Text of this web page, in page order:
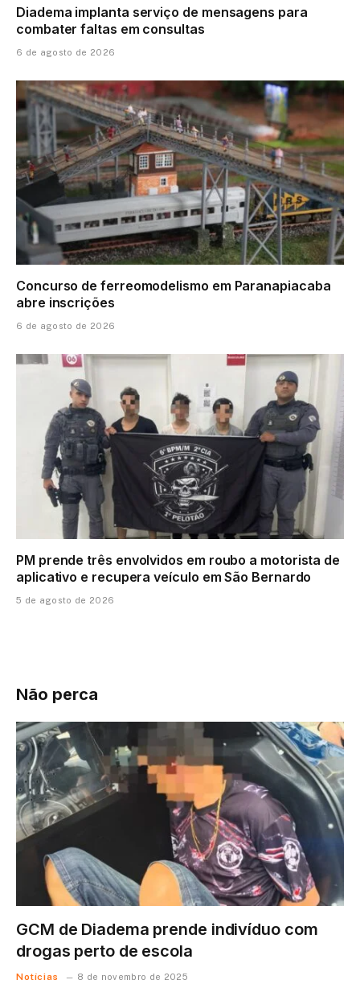
Diadema implanta serviço de mensagens para
combater faltas em consultas
6 de agosto de 2026
Concurso de ferreomodelismo em Paranapiacaba
abre inscrições
6 de agosto de 2026
PM prende três envolvidos em roubo a motorista de
aplicativo e recupera veículo em São Bernardo
5 de agosto de 2026
Não perca
GCM de Diadema prende indivíduo com
drogas perto de escola
Notícias 8 de novembro de 2025